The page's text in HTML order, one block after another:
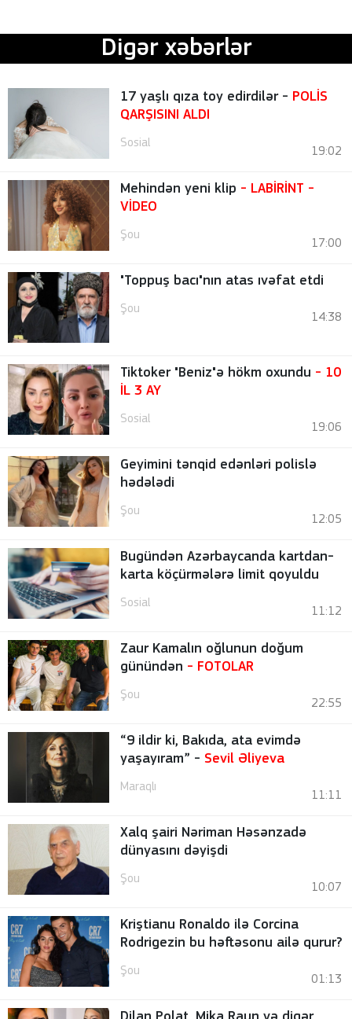
Digər xəbərlər
17 yaşlı qıza toy edirdilər - POLİS
QARŞISINI ALDI
Sosial
19:02
Mehindən yeni klip - LABİRİNT -
VİDEO
Şou
17:00
"Toppuş bacı"nın atas ıvəfat etdi
Şou
14:38
Tiktoker "Beniz"ə hökm oxundu - 10
İL 3 AY
Sosial
19:06
Geyimini tənqid edənləri polislə
hədələdi
Şou
12:05
Bugündən Azərbaycanda kartdan-
karta köçürmələrə limit qoyuldu
Sosial
11:12
Zaur Kamalın oğlunun doğum
günündən - FOTOLAR
Şou
22:55
“9 ildir ki, Bakıda, ata evimdə
yaşayıram” - Sevil Əliyeva
Maraqlı
11:11
Xalq şairi Nəriman Həsənzadə
dünyasını dəyişdi
Şou
10:07
Kriştianu Ronaldo ilə Corcina
Rodrigezin bu həftəsonu ailə qurur?
Şou
01:13